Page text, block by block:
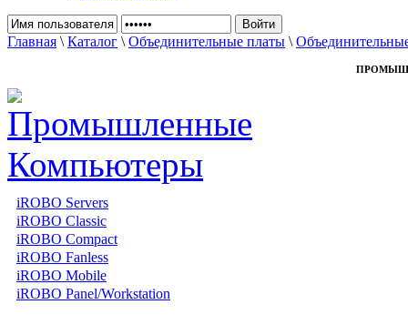
Главная \ Каталог \ Объединительные платы \
iROBO Servers
iROBO Classic
iROBO Compact
iROBO Fanless
iROBO Mobile
iROBO Panel/Workstation